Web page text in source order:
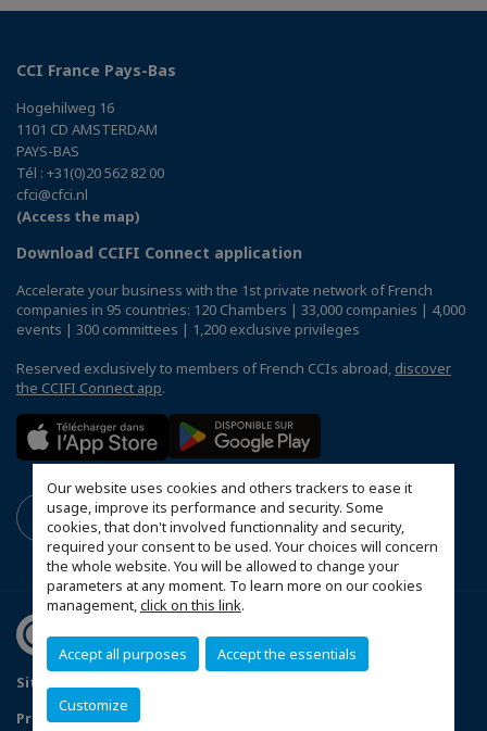
Our website uses cookies and others trackers to ease it
usage, improve its performance and security. Some
cookies, that don't involved functionnality and security,
required your consent to be used. Your choices will concern
the whole website. You will be allowed to change your
parameters at any moment. To learn more on our cookies
management,click on this link.
Accept all purposes Accept the essentials
Customize
CCI France Pays-Bas
Hogehilweg 16
1101 CD AMSTERDAM
PAYS-BAS
Tél : +31(0)20 562 82 00
cfci@cfci.nl
(Access the map)
Download CCIFI Connect application
Accelerate your business with the 1st private network of French
companies in 95 countries: 120 Chambers | 33,000 companies | 4,000
events | 300 committees | 1,200 exclusive privileges
Reserved exclusively to members of French CCIs abroad, discover
the CCIFI Connect app.
Sitemap
Privacyverklaring